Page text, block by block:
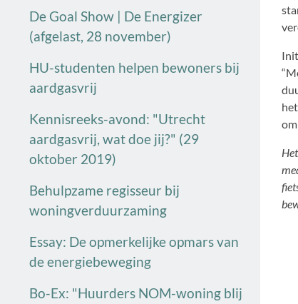
De Goal Show | De Energizer
(afgelast, 28 november)
HU-studenten helpen bewoners bij
aardgasvrij
Kennisreeks-avond: "Utrecht
aardgasvrij, wat doe jij?" (29
oktober 2019)
Behulpzame regisseur bij
woningverduurzaming
Essay: De opmerkelijke opmars van
de energiebeweging
Bo-Ex: "Huurders NOM-woning blij